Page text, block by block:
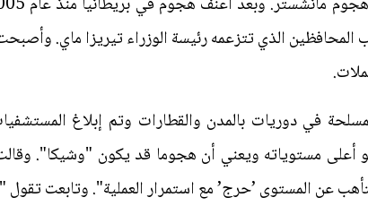
الذي تتزعمه رئيسة الوزراء تيريزا ماي.
في دوريات بالمدن والقطارات وتم إبلاغ
أعلى مستوياته ويعني أن هجوما قد يكون "وشيكا". وقالت
عن المستوى ’حرج’ مع استمرار العملية". وتابعت تقول